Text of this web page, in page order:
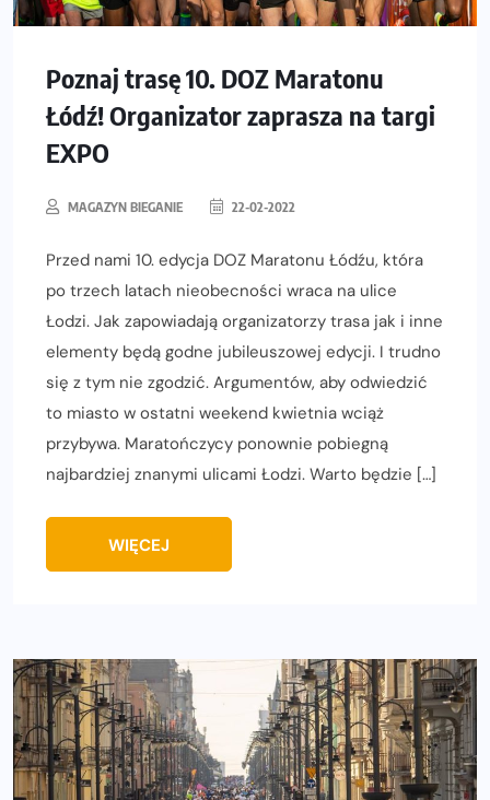
Poznaj trasę 10. DOZ Maratonu
Łódź! Organizator zaprasza na targi
EXPO
MAGAZYN BIEGANIE 22-02-2022
Przed nami 10. edycja DOZ Maratonu Łódźu, która
po trzech latach nieobecności wraca na ulice
Łodzi. Jak zapowiadają organizatorzy trasa jak i inne
elementy będą godne jubileuszowej edycji. I trudno
się z tym nie zgodzić. Argumentów, aby odwiedzić
to miasto w ostatni weekend kwietnia wciąż
przybywa. Maratończycy ponownie pobiegną
najbardziej znanymi ulicami Łodzi. Warto będzie […]
WIĘCEJ